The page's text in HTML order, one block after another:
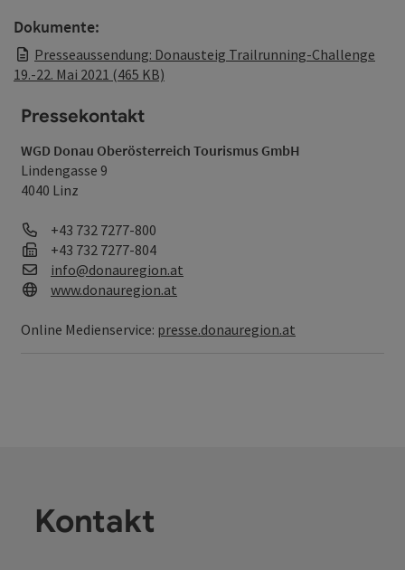
Dokumente:
Presseaussendung: Donausteig Trailrunning-Challenge
19.-22. Mai 2021 (465 KB)
Pressekontakt
WGD Donau Oberösterreich Tourismus GmbH
Lindengasse 9
4040 Linz
Telefon
+43 732 7277-800
Fax
+43 732 7277-804
E-Mail
info@donauregion.at
Web
www.donauregion.at
Online Medienservice: presse.donauregion.at
Kontakt